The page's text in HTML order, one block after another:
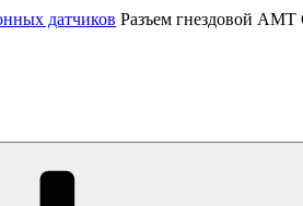
датчиков Разъем гнездовой AMT